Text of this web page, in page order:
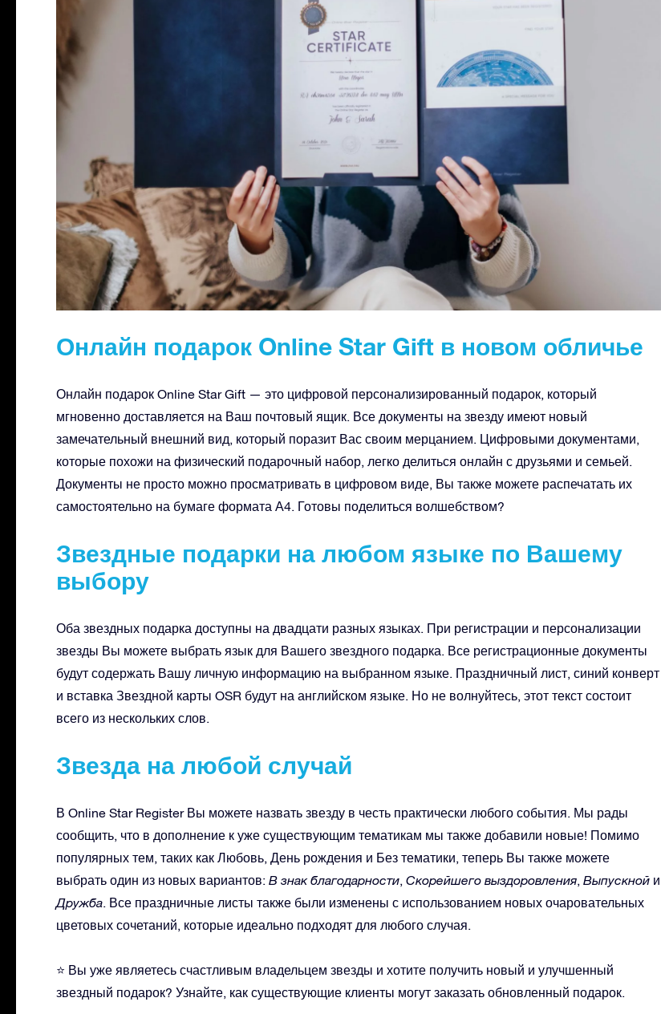
Онлайн подарок Online Star Gift в новом обличье
Онлайн подарок Online Star Gift — это цифровой персонализированный подарок, который
мгновенно доставляется на Ваш почтовый ящик. Все документы на звезду имеют новый
замечательный внешний вид, который поразит Вас своим мерцанием. Цифровыми документами,
которые похожи на физический подарочный набор, легко делиться онлайн с друзьями и семьей.
Документы не просто можно просматривать в цифровом виде, Вы также можете распечатать их
самостоятельно на бумаге формата А4. Готовы поделиться волшебством?
Звездные подарки на любом языке по Вашему
выбору
Оба звездных подарка доступны на двадцати разных языках. При регистрации и персонализации
звезды Вы можете выбрать язык для Вашего звездного подарка. Все регистрационные документы
будут содержать Вашу личную информацию на выбранном языке. Праздничный лист, синий конверт
и вставка Звездной карты OSR будут на английском языке. Но не волнуйтесь, этот текст состоит
всего из нескольких слов.
Звезда на любой случай
В Online Star Register Вы можете назвать звезду в честь практически любого события. Мы рады
сообщить, что в дополнение к уже существующим тематикам мы также добавили новые! Помимо
популярных тем, таких как Любовь, День рождения и Без тематики, теперь Вы также можете
выбрать один из новых вариантов: В знак благодарности, Скорейшего выздоровления, Выпускной и
Дружба. Все праздничные листы также были изменены с использованием новых очаровательных
цветовых сочетаний, которые идеально подходят для любого случая.
⭐ Вы уже являетесь счастливым владельцем звезды и хотите получить новый и улучшенный
звездный подарок? Узнайте, как существующие клиенты могут заказать обновленный подарок.